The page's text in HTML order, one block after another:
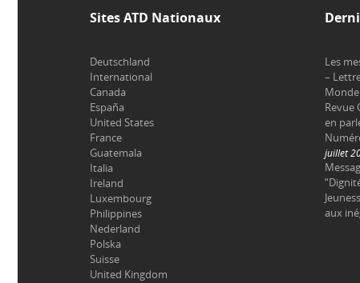
Sites ATD Nationaux
Deutschland
International
Canada
España
United States
France
Guatemala
Italia
Ireland
Luxembourg
Philippines
Nederland
Polska
Suisse
United Kingdom
Les
–
Revue
en
juillet
aux